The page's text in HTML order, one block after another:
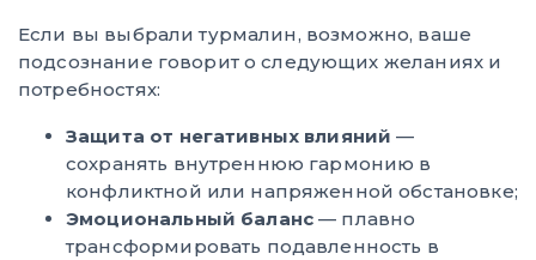
Если вы выбрали турмалин, возможно, ваше
подсознание говорит о следующих желаниях и
потребностях:
Защита от негативных влияний —
сохранять внутреннюю гармонию в
конфликтной или напряженной обстановке;
Эмоциональный баланс — плавно
трансформировать подавленность в